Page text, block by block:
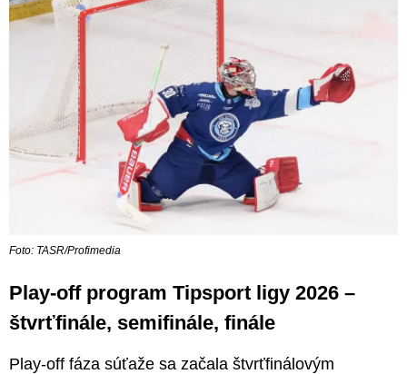
Foto: TASR/Profimedia
Play-off program Tipsport ligy 2026 –
štvrťfinále, semifinále, finále
Play-off fáza súťaže sa začala štvrťfinálovým